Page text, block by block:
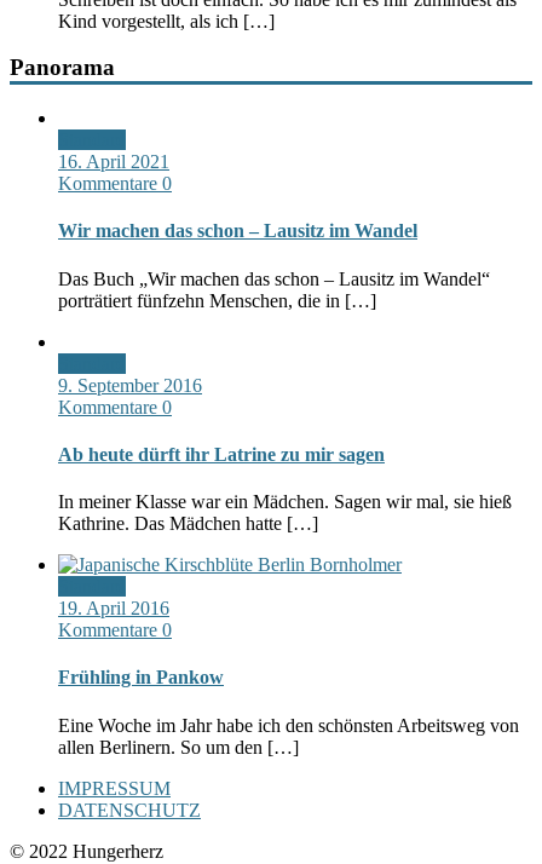
Kind vorgestellt, als ich […]
Panorama
16. April 2021
Kommentare 0
Wir machen das schon – Lausitz im Wandel
Das Buch „Wir machen das schon – Lausitz im Wandel“
porträtiert fünfzehn Menschen, die in […]
9. September 2016
Kommentare 0
Ab heute dürft ihr Latrine zu mir sagen
In meiner Klasse war ein Mädchen. Sagen wir mal, sie hieß
Kathrine. Das Mädchen hatte […]
19. April 2016
Kommentare 0
Frühling in Pankow
Eine Woche im Jahr habe ich den schönsten Arbeitsweg von
allen Berlinern. So um den […]
IMPRESSUM
DATENSCHUTZ
© 2022 Hungerherz